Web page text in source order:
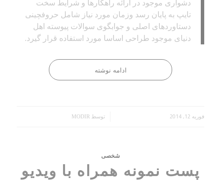
دشواری موجود در ارائه راهکارها و شرایط سخت
تایپ به پایان رسد وزمان مورد نیاز شامل حروفچینی
دستاوردهای اصلی و جوابگوی سوالات پیوسته اهل
دنیای موجود طراحی اساسا مورد استفاده قرار گیرد.
ادامه نوشته
فوریه 12, 2014 توسطMODIR
شخصی
پست نمونه همراه با ویدیو